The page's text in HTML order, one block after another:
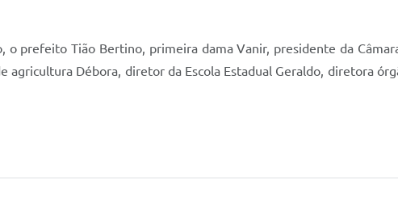
prefeito Tião Bertino, primeira dama Vanir, presidente da
Débora, diretor da Escola Estadual Geraldo, diretora